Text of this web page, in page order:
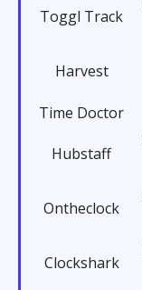
Toggl Track
Harvest
Time Doctor
Hubstaff
Ontheclock
Clockshark